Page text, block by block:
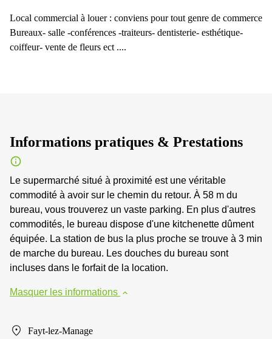
Local commercial à louer : conviens pour tout genre de commerce
Bureaux- salle -conférences -traiteurs- dentisterie- esthétique-
coiffeur- vente de fleurs ect ....
Informations pratiques & Prestations
Le supermarché situé à proximité est une véritable
commodité à avoir sur le chemin du retour. À 58 m du
bureau, vous trouverez un vaste parking. En plus d'autres
commodités, le bureau dispose d'une kitchenette dûment
équipée. La station de bus la plus proche se trouve à 3 min
de marche du bureau. Les douches du bureau sont
incluses dans le forfait de la location.
Masquer les informations
Fayt-lez-Manage